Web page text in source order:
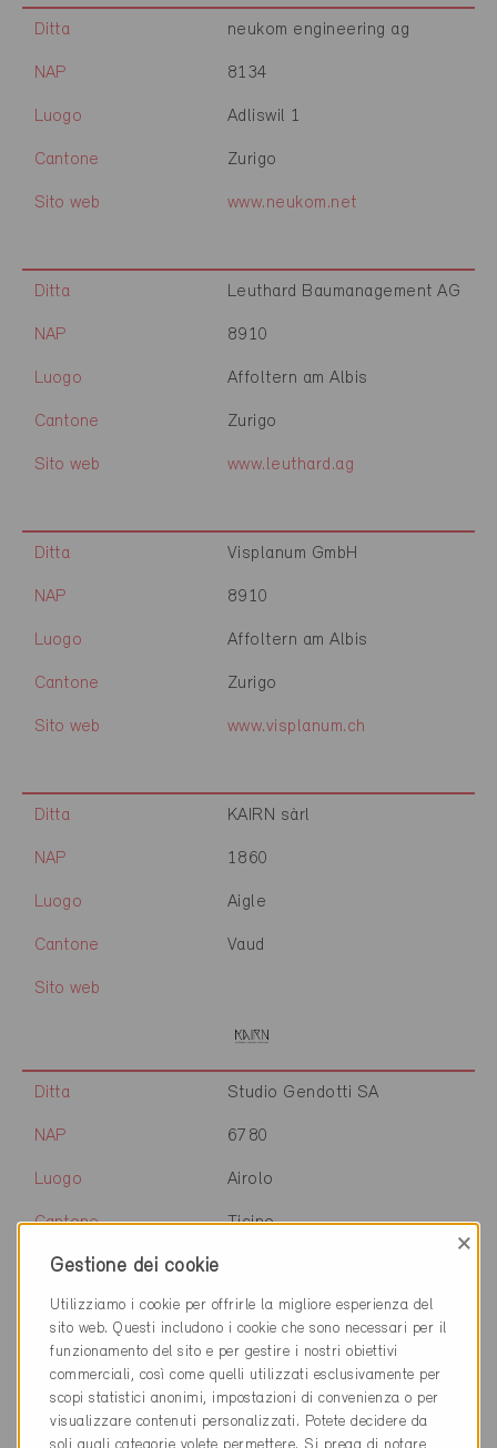
Ditta neukom engineering ag
NAP 8134
Luogo Adliswil 1
Cantone Zurigo
Sito web www.neukom.net
Ditta Leuthard Baumanagement AG
NAP 8910
Luogo Affoltern am Albis
Cantone Zurigo
Sito web www.leuthard.ag
Ditta Visplanum GmbH
NAP 8910
Luogo Affoltern am Albis
Cantone Zurigo
Sito web www.visplanum.ch
Ditta KAIRN sàrl
NAP 1860
Luogo Aigle
Cantone Vaud
Sito web
Ditta Studio Gendotti SA
NAP 6780
Luogo Airolo
Cantone Ticino
Sito web
Ditta
GREENBUILD Srl
unipersonale
NAP 24021
Gestione dei cookie
×
Utilizziamo i cookie per offrirle la migliore esperienza del
sito web. Questi includono i cookie che sono necessari per il
funzionamento del sito e per gestire i nostri obiettivi
commerciali, così come quelli utilizzati esclusivamente per
scopi statistici anonimi, impostazioni di convenienza o per
visualizzare contenuti personalizzati. Potete decidere da